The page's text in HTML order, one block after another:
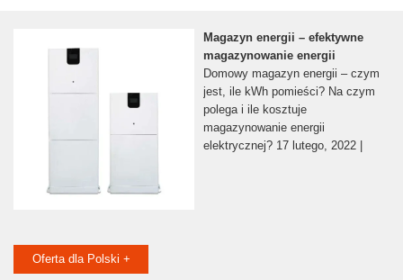
Magazyn energii – efektywne
magazynowanie energii
Domowy magazyn energii – czym
jest, ile kWh pomieści? Na czym
polega i ile kosztuje
magazynowanie energii
elektrycznej? 17 lutego, 2022 |
Oferta dla Polski +